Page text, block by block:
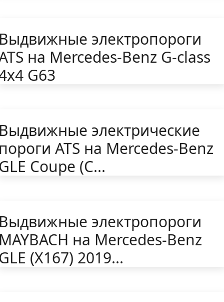
электропороги
на Mercedes-Benz G-class
G63
электрические
ATS на Mercedes-Benz
Coupe (C...
электропороги
на Mercedes-Benz
(X167) 2019...